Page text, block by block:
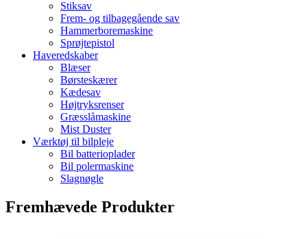
Stiksav
Frem- og tilbagegående sav
Hammerboremaskine
Sprøjtepistol
Haveredskaber
Blæser
Børsteskærer
Kædesav
Højtryksrenser
Græsslåmaskine
Mist Duster
Værktøj til bilpleje
Bil batterioplader
Bil polermaskine
Slagnøgle
Fremhævede Produkter